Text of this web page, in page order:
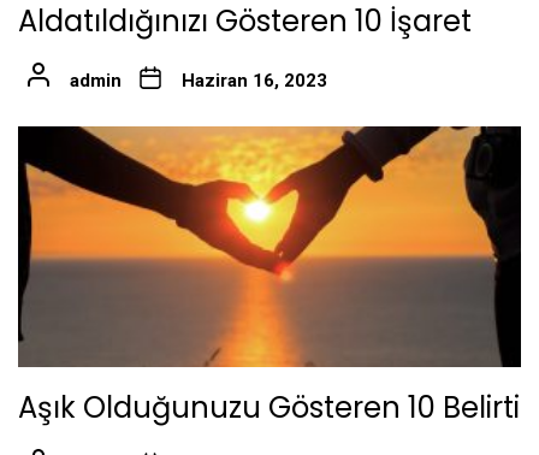
Aldatıldığınızı Gösteren 10 İşaret
admin Haziran 16, 2023
Aşık Olduğunuzu Gösteren 10 Belirti